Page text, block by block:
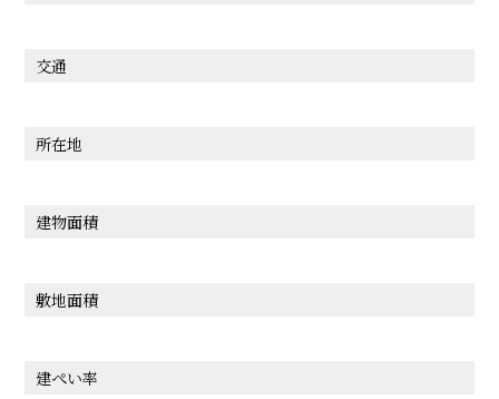
交通
所在地
建物面積
敷地面積
建ぺい率